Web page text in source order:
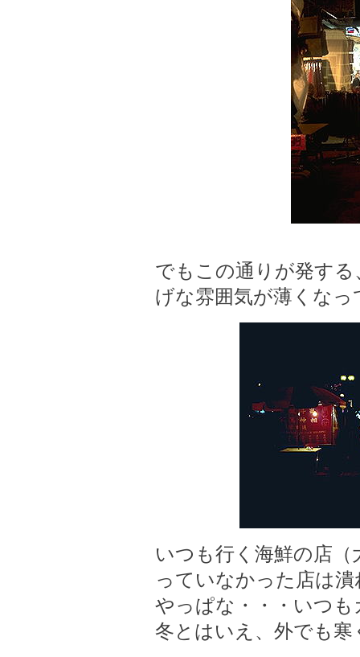
でもこの通りが発す
げな雰囲気が薄くな
いつも行く海鮮の店
っていなかった店は
やっぱな・・・いつ
冬とはいえ、外でも寒